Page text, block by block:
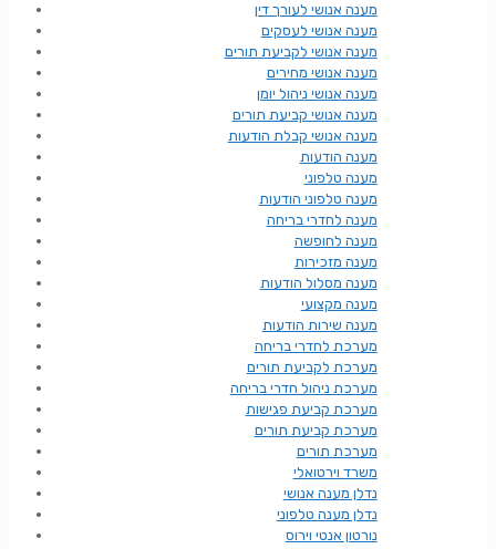
מענה אנושי לעורך דין
מענה אנושי לעסקים
מענה אנושי לקביעת תורים
מענה אנושי מחירים
מענה אנושי ניהול יומן
מענה אנושי קביעת תורים
מענה אנושי קבלת הודעות
מענה הודעות
מענה טלפוני
מענה טלפוני הודעות
מענה לחדרי בריחה
מענה לחופשה
מענה מזכירות
מענה מסלול הודעות
מענה מקצועי
מענה שירות הודעות
מערכת לחדרי בריחה
מערכת לקביעת תורים
מערכת ניהול חדרי בריחה
מערכת קביעת פגישות
מערכת קביעת תורים
מערכת תורים
משרד וירטואלי
נדלן מענה אנושי
נדלן מענה טלפוני
נורטון אנטי וירוס